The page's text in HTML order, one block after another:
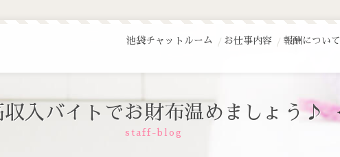
報酬について
お仕事内容
池袋チャットルーム
収入バイトでお財布温めましょう♪
staff-blog